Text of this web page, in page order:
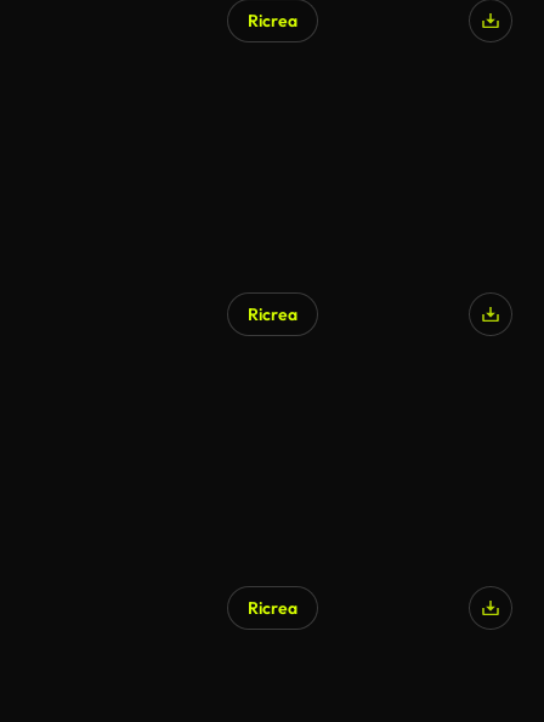
Ricrea
Ricrea
Ricrea